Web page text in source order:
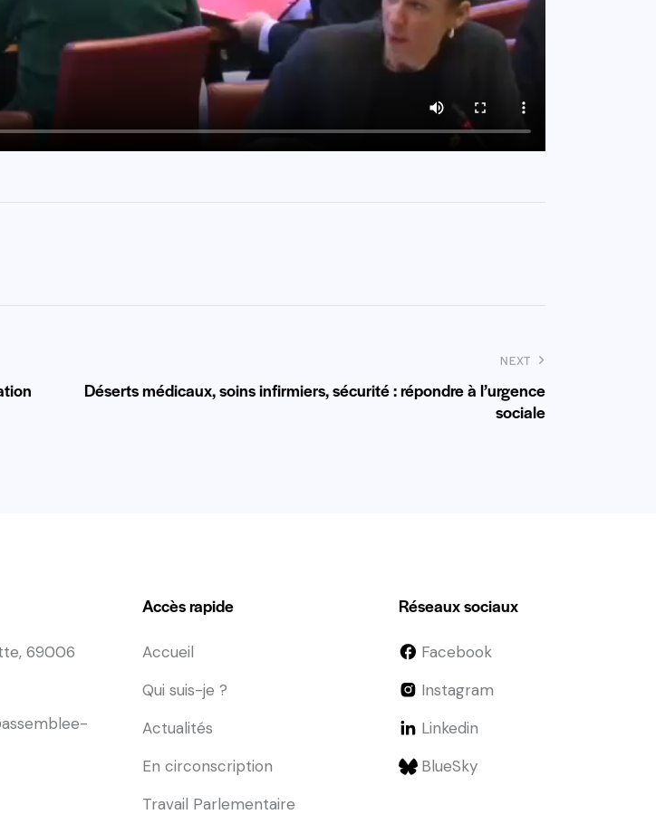
NEXT
Déserts médicaux, soins infirmiers, sécurité : répondre à l’urgence
sociale
69006
Accès rapide
Accueil
Qui suis-je ?
Actualités
En circonscription
Travail Parlementaire
Réseaux sociaux
Facebook
Instagram
Linkedin
BlueSky